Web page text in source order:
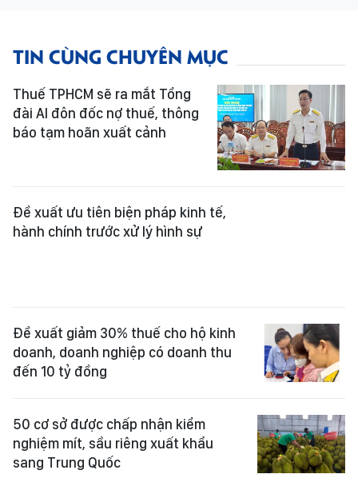
TIN CÙNG CHUYÊN MỤC
Thuế TPHCM sẽ ra mắt Tổng
đài AI đôn đốc nợ thuế, thông
báo tạm hoãn xuất cảnh
Đề xuất ưu tiên biện pháp kinh tế,
hành chính trước xử lý hình sự
Đề xuất giảm 30% thuế cho hộ kinh
doanh, doanh nghiệp có doanh thu
đến 10 tỷ đồng
50 cơ sở được chấp nhận kiểm
nghiệm mít, sầu riêng xuất khẩu
sang Trung Quốc